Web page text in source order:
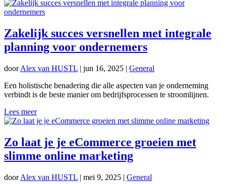
Zakelijk succes versnellen met integrale
planning voor ondernemers
doorAlex van HUSTL | jun 16, 2025 | General
Een holistische benadering die alle aspecten van je onderneming
verbindt is de beste manier om bedrijfsprocessen te stroomlijnen.
Lees meer
Zo laat je je eCommerce groeien met
slimme online marketing
doorAlex van HUSTL | mei 9, 2025 | General